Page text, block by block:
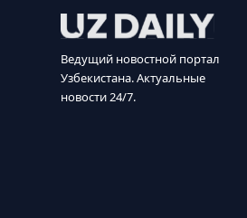
Ведущий новостной портал
Узбекистана. Актуальные
новости 24/7.